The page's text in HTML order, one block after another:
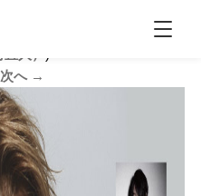
ヘアカラーデザインセミナー
次へ →